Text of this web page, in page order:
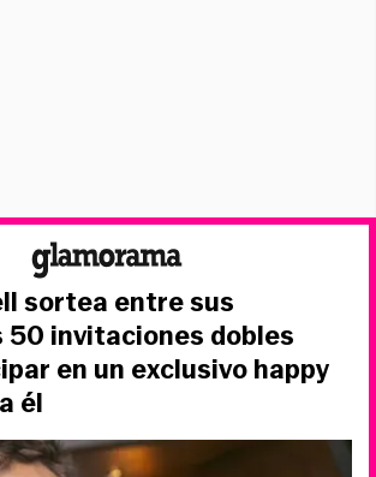
sortea entre sus
50 invitaciones dobles
en un exclusivo happy
él